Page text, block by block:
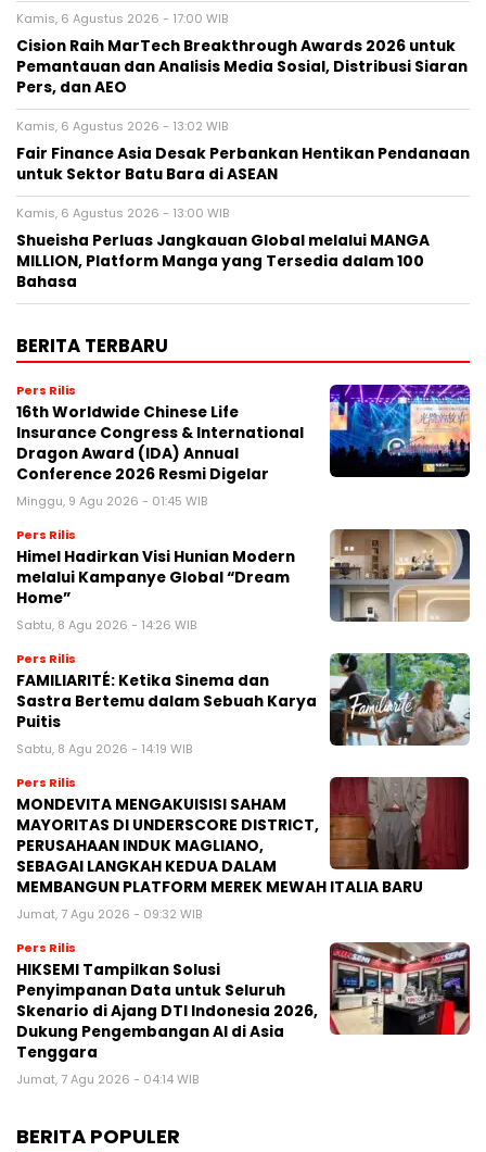
Kamis, 6 Agustus 2026 - 17:00 WIB
Cision Raih MarTech Breakthrough Awards 2026 untuk
Pemantauan dan Analisis Media Sosial, Distribusi Siaran
Pers, dan AEO
Kamis, 6 Agustus 2026 - 13:02 WIB
Fair Finance Asia Desak Perbankan Hentikan Pendanaan
untuk Sektor Batu Bara di ASEAN
Kamis, 6 Agustus 2026 - 13:00 WIB
Shueisha Perluas Jangkauan Global melalui MANGA
MILLION, Platform Manga yang Tersedia dalam 100
Bahasa
BERITA TERBARU
Pers Rilis
16th Worldwide Chinese Life
Insurance Congress & International
Dragon Award (IDA) Annual
Conference 2026 Resmi Digelar
Minggu, 9 Agu 2026 - 01:45 WIB
Pers Rilis
Himel Hadirkan Visi Hunian Modern
melalui Kampanye Global “Dream
Home”
Sabtu, 8 Agu 2026 - 14:26 WIB
Pers Rilis
FAMILIARITÉ: Ketika Sinema dan
Sastra Bertemu dalam Sebuah Karya
Puitis
Sabtu, 8 Agu 2026 - 14:19 WIB
Pers Rilis
MONDEVITA MENGAKUISISI SAHAM
MAYORITAS DI UNDERSCORE DISTRICT,
PERUSAHAAN INDUK MAGLIANO,
SEBAGAI LANGKAH KEDUA DALAM
MEMBANGUN PLATFORM MEREK MEWAH ITALIA BARU
Jumat, 7 Agu 2026 - 09:32 WIB
Pers Rilis
HIKSEMI Tampilkan Solusi
Penyimpanan Data untuk Seluruh
Skenario di Ajang DTI Indonesia 2026,
Dukung Pengembangan AI di Asia
Tenggara
Jumat, 7 Agu 2026 - 04:14 WIB
BERITA POPULER